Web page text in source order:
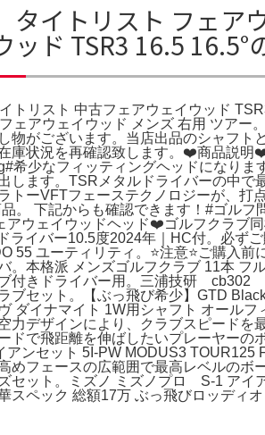
イトリスト フェア
ッド TSR3 16.5 16.5°
トリスト 中古フェアウェイウッド
フェアウェイウッド メンズ 右用 ツア
物がございます。当店出品のシャフト
庫状況を再確認致します。❤️商品説明
希少なフィッティングヘッドになり
します。TSRメタルドライバーの中で
トーVFTフェーステクノロジーが、打
品。 下記からも確認できます！#ゴル
アウェイウッドヘッド❤️ゴルフクラブ
ライバー10.5度2024年｜HC付。必ず
55 ユーティリティ。⭐️注意⭐️ご購入
。本格派 メンズゴルフクラブ 11本 フ
付きドライバー用。三浦技研 cb302
ブセット。【ぶっ飛び希少】GTD
ダイナマイト 1W用シャフト オール
力デザインにより、クラブスピード
ドで飛距離を伸ばしたいプレーヤー
アンセット 5I-PW MODUS3
めフェースの広範囲で最高レベルの
ット。ミズノ ミズノプロ S-1 アイア
スペック 総額17万 ぶっ飛びロッディ